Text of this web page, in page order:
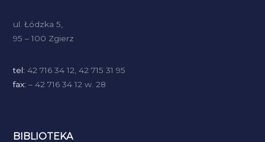
ul. Łódzka 5,
95 – 100 Zgierz
tel: 42 716 34 12, 42 715 31 95
fax: – 42 716 34 12 w. 28
BIBLIOTEKA